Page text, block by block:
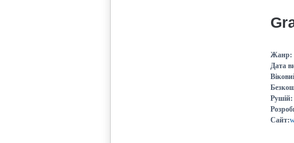
Жанр:
Дата
Рушій:
Сайт: